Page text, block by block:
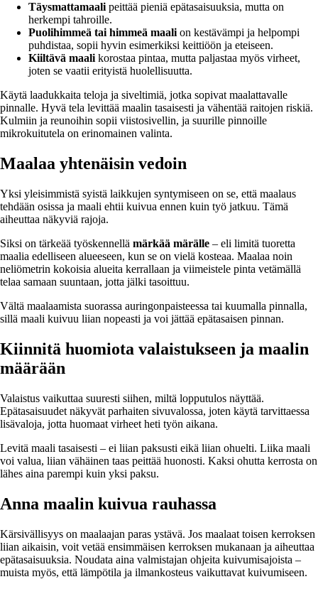
Täysmattamaalipeittää pieniä epätasaisuuksia, mutta on
herkempi tahroille.
Puolihimmeä tai himmeä maalion kestävämpi ja helpompi
puhdistaa, sopii hyvin esimerkiksi keittiöön ja eteiseen.
Kiiltävä maalikorostaa pintaa, mutta paljastaa myös virheet,
joten se vaatii erityistä huolellisuutta.
Käytä laadukkaita teloja ja siveltimiä, jotka sopivat maalattavalle
pinnalle. Hyvä tela levittää maalin tasaisesti ja vähentää raitojen riskiä.
Kulmiin ja reunoihin sopii viistosivellin, ja suurille pinnoille
mikrokuitutela on erinomainen valinta.
Maalaa yhtenäisin vedoin
Yksi yleisimmistä syistä laikkujen syntymiseen on se, että maalaus
tehdään osissa ja maali ehtii kuivua ennen kuin työ jatkuu. Tämä
aiheuttaa näkyviä rajoja.
Siksi on tärkeää työskennellä märkää märälle – eli limitä tuoretta
maalia edelliseen alueeseen, kun se on vielä kosteaa. Maalaa noin
neliömetrin kokoisia alueita kerrallaan ja viimeistele pinta vetämällä
telaa samaan suuntaan, jotta jälki tasoittuu.
Vältä maalaamista suorassa auringonpaisteessa tai kuumalla pinnalla,
sillä maali kuivuu liian nopeasti ja voi jättää epätasaisen pinnan.
Kiinnitä huomiota valaistukseen ja maalin
määrään
Valaistus vaikuttaa suuresti siihen, miltä lopputulos näyttää.
Epätasaisuudet näkyvät parhaiten sivuvalossa, joten käytä tarvittaessa
lisävaloja, jotta huomaat virheet heti työn aikana.
Levitä maali tasaisesti – ei liian paksusti eikä liian ohuelti. Liika maali
voi valua, liian vähäinen taas peittää huonosti. Kaksi ohutta kerrosta on
lähes aina parempi kuin yksi paksu.
Anna maalin kuivua rauhassa
Kärsivällisyys on maalaajan paras ystävä. Jos maalaat toisen kerroksen
liian aikaisin, voit vetää ensimmäisen kerroksen mukanaan ja aiheuttaa
epätasaisuuksia. Noudata aina valmistajan ohjeita kuivumisajoista –
muista myös, että lämpötila ja ilmankosteus vaikuttavat kuivumiseen.